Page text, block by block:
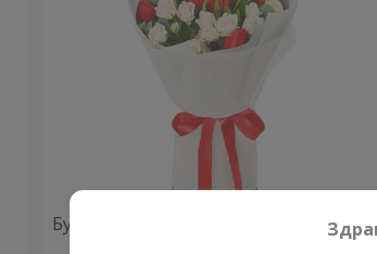
Букет "Perfecto"